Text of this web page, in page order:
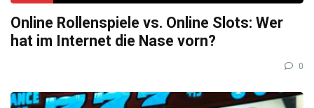
Online Rollenspiele vs. Online Slots: Wer
hat im Internet die Nase vorn?
0